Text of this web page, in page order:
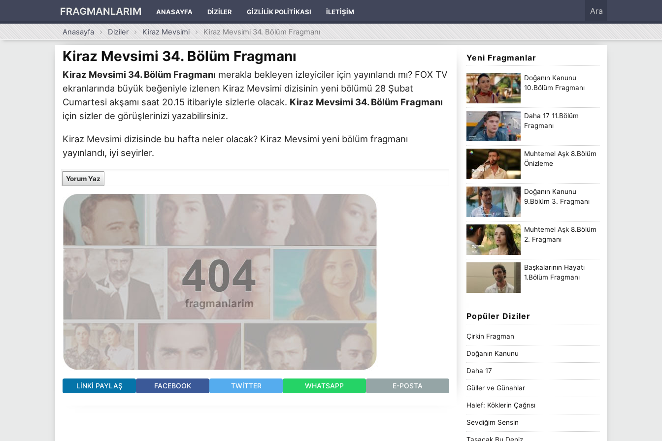
FRAGMANLARIM ANASAYFA DIZILER GIZLILIK POLITIKASI İLETIŞIM Ara
Anasayfa Diziler Kiraz Mevsimi Kiraz Mevsimi 34. Bölüm Fragmanı
Kiraz Mevsimi 34. Bölüm Fragmanı
Kiraz Mevsimi 34. Bölüm Fragmanı merakla bekleyen izleyiciler için yayınlandı mı? FOX TV
ekranlarında büyük beğeniyle izlenen Kiraz Mevsimi dizisinin yeni bölümü 28 Şubat
Cumartesi akşamı saat 20.15 itibariyle sizlerle olacak. Kiraz Mevsimi 34. Bölüm Fragmanı
için sizler de görüşlerinizi yazabilirsiniz.
Kiraz Mevsimi dizisinde bu hafta neler olacak? Kiraz Mevsimi yeni bölüm fragmanı
yayınlandı, iyi seyirler.
Yorum Yaz
LINKI PAYLAŞ FACEBOOK TWITTER WHATSAPP E-POSTA
Yeni Fragmanlar
Doğanın Kanunu
10.Bölüm Fragmanı
Daha 17 11.Bölüm
Fragmanı
Muhtemel Aşk 8.Bölüm
Önizleme
Doğanın Kanunu
9.Bölüm 3. Fragmanı
Muhtemel Aşk 8.Bölüm
2. Fragmanı
Başkalarının Hayatı
1.Bölüm Fragmanı
Popüler Diziler
Çirkin Fragman
Doğanın Kanunu
Daha 17
Güller ve Günahlar
Halef: Köklerin Çağrısı
Sevdiğim Sensin
Taşacak Bu Deniz